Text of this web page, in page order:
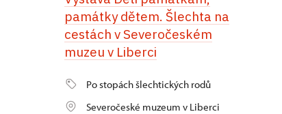
památky dětem. Šlechta na
cestách v Severočeském
muzeu v Liberci
Po stopách šlechtických rodů
Severočeské muzeum v Liberci